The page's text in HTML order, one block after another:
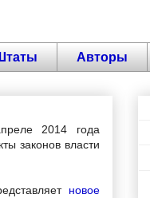
Авторы
2014 года
законов власти
новое